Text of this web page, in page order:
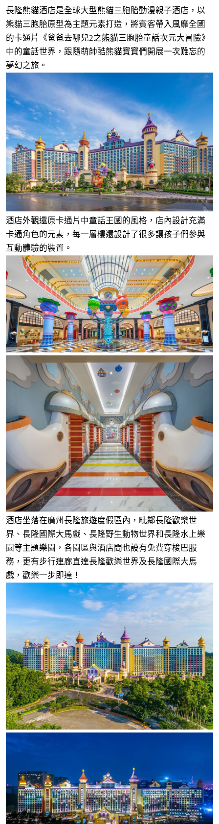
長隆熊貓酒店是全球大型熊貓三胞胎動漫親子酒店，以
熊貓三胞胎原型為主題元素打造，將賓客帶入風靡全國
的卡通片《爸爸去哪兒2之熊貓三胞胎童話次元大冒險》
中的童話世界，跟隨萌帥酷熊貓寶寶們開展一次難忘的
夢幻之旅。
酒店外觀還原卡通片中童話王國的風格，店內設計充滿
卡通角色的元素，每一層樓還設計了很多讓孩子們參與
互動體驗的裝置。
酒店坐落在廣州長隆旅遊度假區內，毗鄰長隆歡樂世
界、長隆國際大馬戲、長隆野生動物世界和長隆水上樂
園等主題樂園，各園區與酒店間也設有免費穿梭巴服
務，更有步行連廊直達長隆歡樂世界及長隆國際大馬
戲，歡樂一步即達！